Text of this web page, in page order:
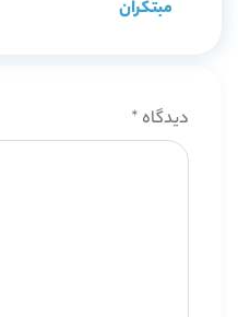
مبتکران
دیدگاه *